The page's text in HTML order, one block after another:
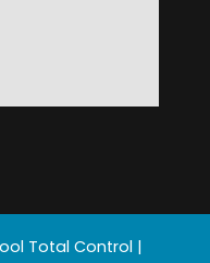
Total Control |